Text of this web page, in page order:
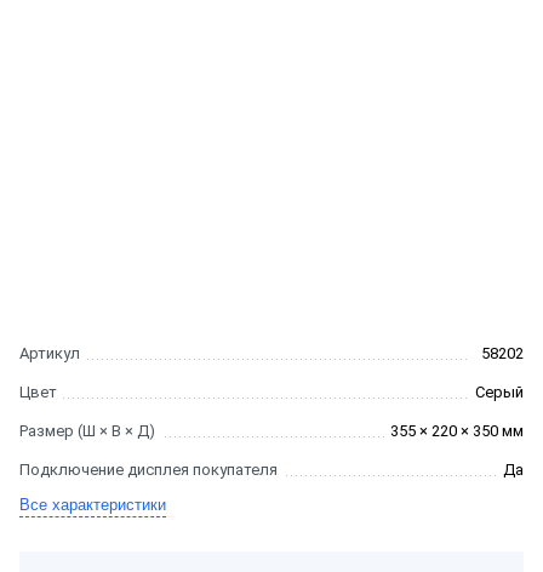
Артикул 58202
Цвет Серый
Размер (Ш × В × Д) 355 × 220 × 350 мм
Подключение дисплея покупателя
Да
Все характеристики